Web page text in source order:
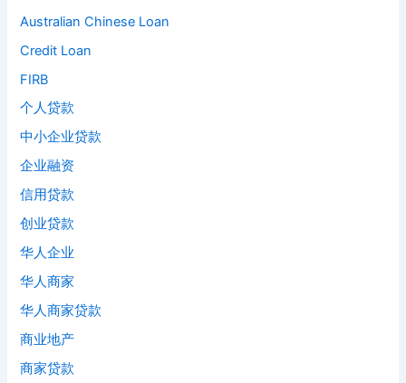
Australian Chinese Loan
Credit Loan
FIRB
个人贷款
中小企业贷款
企业融资
信用贷款
创业贷款
华人企业
华人商家
华人商家贷款
商业地产
商家贷款